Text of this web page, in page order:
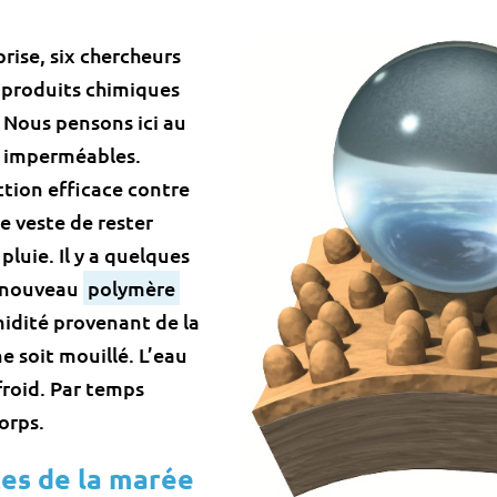
six chercheurs
chimiques
pensons ici au
efficace contre
veste de rester
Il y a quelques
polymère
provenant de la
soit mouillé. L’eau
Par temps
de la marée